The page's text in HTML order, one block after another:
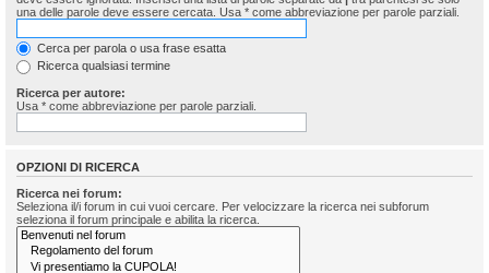
una delle parole deve essere cercata. Usa * come abbreviazione per parole parziali.
Cerca per parola o usa frase esatta
Ricerca qualsiasi termine
Ricerca per autore:
Usa * come abbreviazione per parole parziali.
OPZIONI DI RICERCA
Ricerca nei forum:
Seleziona il/i forum in cui vuoi cercare. Per velocizzare la ricerca nei subforum
seleziona il forum principale e abilita la ricerca.